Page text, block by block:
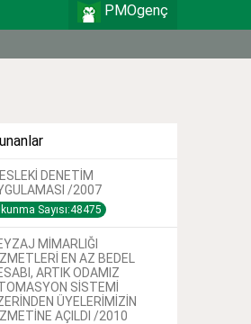
PMOgenç
DENETİM
/2007
Sayısı:48475
MİMARLIĞI
EN AZ BEDEL
ARTIK ODAMIZ
SİSTEMİ
ÜYELERİMİZİN
AÇILDI /2010